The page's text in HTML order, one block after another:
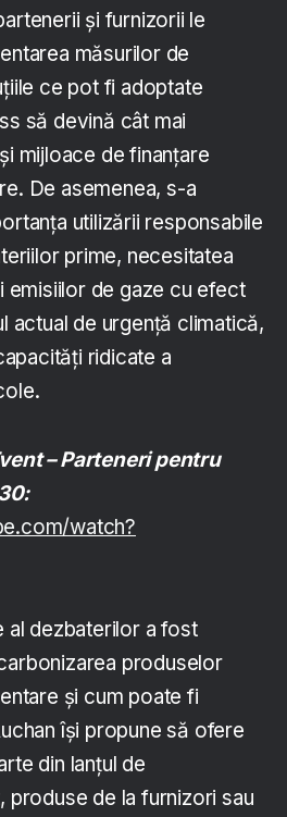
și furnizorii le
măsurilor de
ce pot fi adoptate
să devină cât mai
mijloace de finanțare
De asemenea, s-a
utilizării responsabile
prime, necesitatea
emisiilor de gaze cu efect
actual de urgență climatică,
ridicate a
– Parteneri pentru
watch?
al dezbaterilor a fost
produselor
și cum poate fi
își propune să ofere
din lanțul de
produse de la furnizori sau